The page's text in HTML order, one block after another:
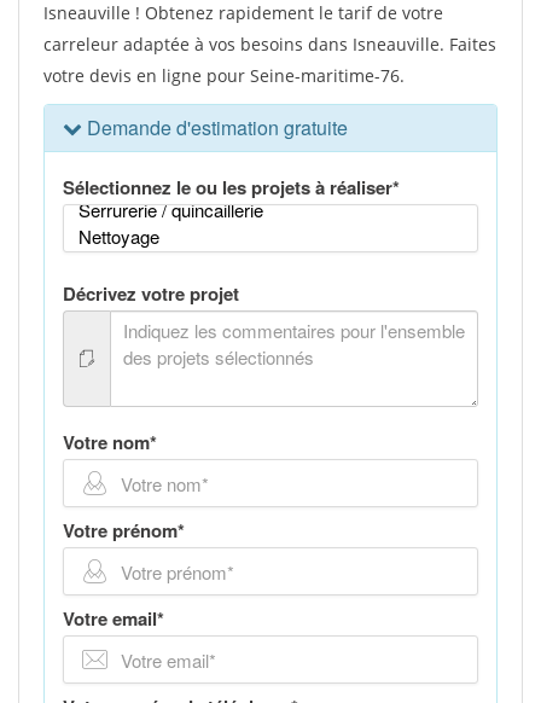
Isneauville ! Obtenez rapidement le tarif de votre
carreleur adaptée à vos besoins dans Isneauville. Faites
votre devis en ligne pour Seine-maritime-76.